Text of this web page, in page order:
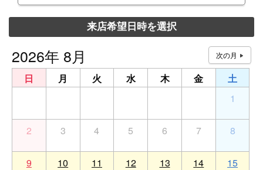
来店希望日時を選択
2026年 8月
日 月 火 水 木 金
土
1
2 3 4 5 6 7 8
9 10 11 12 13 14 15